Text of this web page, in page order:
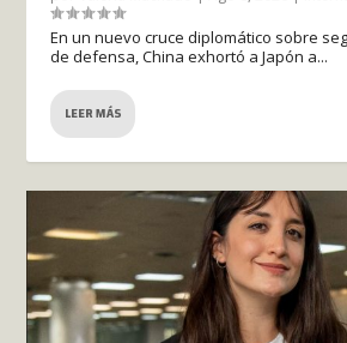
En un nuevo cruce diplomático sobre
de defensa, China exhortó a Japón a...
LEER MÁS